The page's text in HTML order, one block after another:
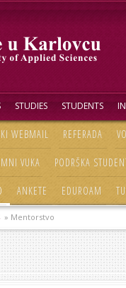
STUDIES STUDENTS
WEBMAIL REFERADA
VUKA PODRŠKA
ANKETE EDUROAM
» Mentorstvo